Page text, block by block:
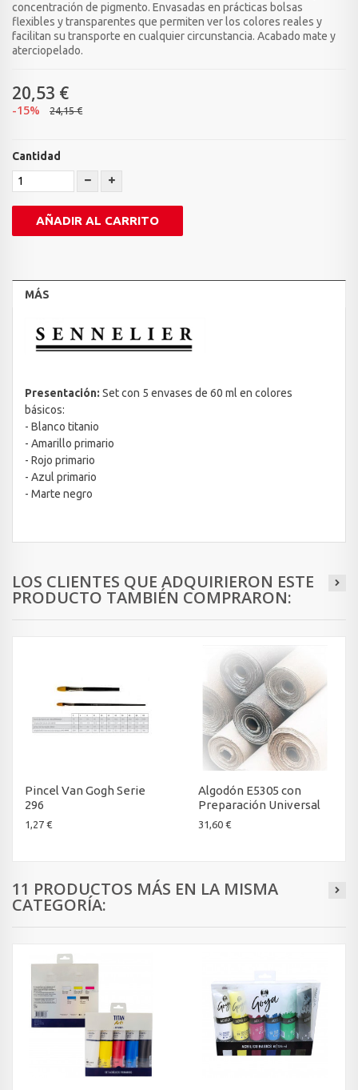
concentración de pigmento. Envasadas en prácticas bolsas
flexibles y transparentes que permiten ver los colores reales y
facilitan su transporte en cualquier circunstancia. Acabado mate y
aterciopelado.
20,53 €
-15% 24,15 €
Cantidad
AÑADIR AL CARRITO
MÁS
Presentación: Set con 5 envases de 60 ml en colores
básicos:
- Blanco titanio
- Amarillo primario
- Rojo primario
- Azul primario
- Marte negro
LOS CLIENTES QUE ADQUIRIERON ESTE
PRODUCTO TAMBIÉN COMPRARON:
Pincel Van Gogh Serie
296
1,27 €
Algodón E5305 con
Preparación Universal
31,60 €
11 PRODUCTOS MÁS EN LA MISMA
CATEGORÍA: